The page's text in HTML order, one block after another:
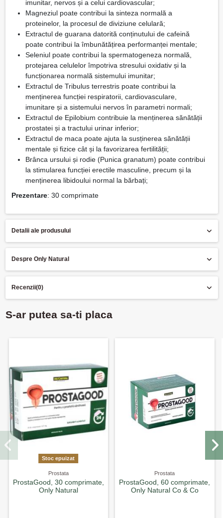
imunitar, nervos și a celui cardiovascular;
Magneziul poate contribui la sinteza normală a
proteinelor, la procesul de diviziune celulară;
Extractul de guarana datorită conținutului de cafeină
poate contribui la îmbunătățirea performanței mentale;
Seleniul poate contribui la spermatogeneza normală,
protejarea celulelor împotriva stresului oxidativ și la
funcționarea normală sistemului imunitar;
Extractul de Tribulus terrestris poate contribui la
menținerea funcției respiratorii, cardiovasculare,
imunitare și a sistemului nervos în parametri normali;
Extractul de Epilobium contribuie la menținerea sănătății
prostatei și a tractului urinar inferior;
Extractul de maca poate ajuta la susținerea sănătății
mentale și fizice cât și la favorizarea fertilității;
Brânca ursului și rodie (Punica granatum) poate contribui
la stimularea funcției erectile masculine, precum și la
menținerea libidoului normal la bărbați;
Prezentare: 30 comprimate
Detalii ale produsului
Despre Only Natural
Recenzii(0)
S-ar putea sa-ti placa
Stoc epuizat
Prostata
ProstaGood, 30 comprimate,
Only Natural
Prostata
ProstaGood, 60 comprimate,
Only Natural Co & Co